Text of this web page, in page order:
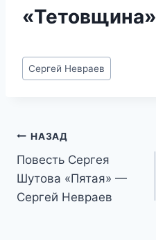
«Тетовщина»
Метки
записи:
Сергей Невраев
Навигация
по
записям
НАЗАД
Повесть Сергея
Шутова «Пятая» —
Сергей Невраев